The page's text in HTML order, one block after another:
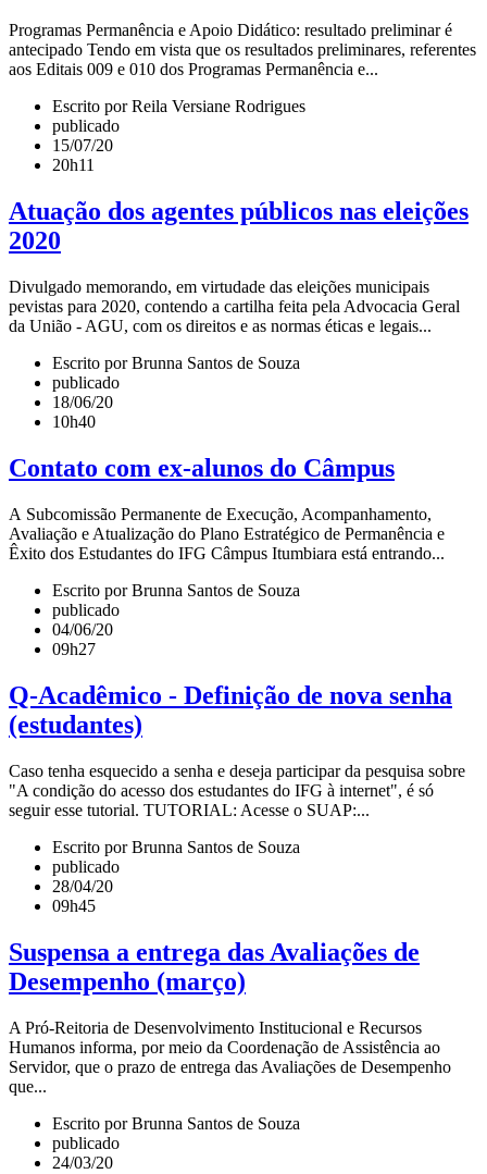
Programas Permanência e Apoio Didático: resultado preliminar é
antecipado Tendo em vista que os resultados preliminares, referentes
aos Editais 009 e 010 dos Programas Permanência e...
Escrito por Reila Versiane Rodrigues
publicado
15/07/20
20h11
Atuação dos agentes públicos nas eleições
2020
Divulgado memorando, em virtudade das eleições municipais
pevistas para 2020, contendo a cartilha feita pela Advocacia Geral
da União - AGU, com os direitos e as normas éticas e legais...
Escrito por Brunna Santos de Souza
publicado
18/06/20
10h40
Contato com ex-alunos do Câmpus
A Subcomissão Permanente de Execução, Acompanhamento,
Avaliação e Atualização do Plano Estratégico de Permanência e
Êxito dos Estudantes do IFG Câmpus Itumbiara está entrando...
Escrito por Brunna Santos de Souza
publicado
04/06/20
09h27
Q-Acadêmico - Definição de nova senha
(estudantes)
Caso tenha esquecido a senha e deseja participar da pesquisa sobre
"A condição do acesso dos estudantes do IFG à internet", é só
seguir esse tutorial. TUTORIAL: Acesse o SUAP:...
Escrito por Brunna Santos de Souza
publicado
28/04/20
09h45
Suspensa a entrega das Avaliações de
Desempenho (março)
A Pró-Reitoria de Desenvolvimento Institucional e Recursos
Humanos informa, por meio da Coordenação de Assistência ao
Servidor, que o prazo de entrega das Avaliações de Desempenho
que...
Escrito por Brunna Santos de Souza
publicado
24/03/20